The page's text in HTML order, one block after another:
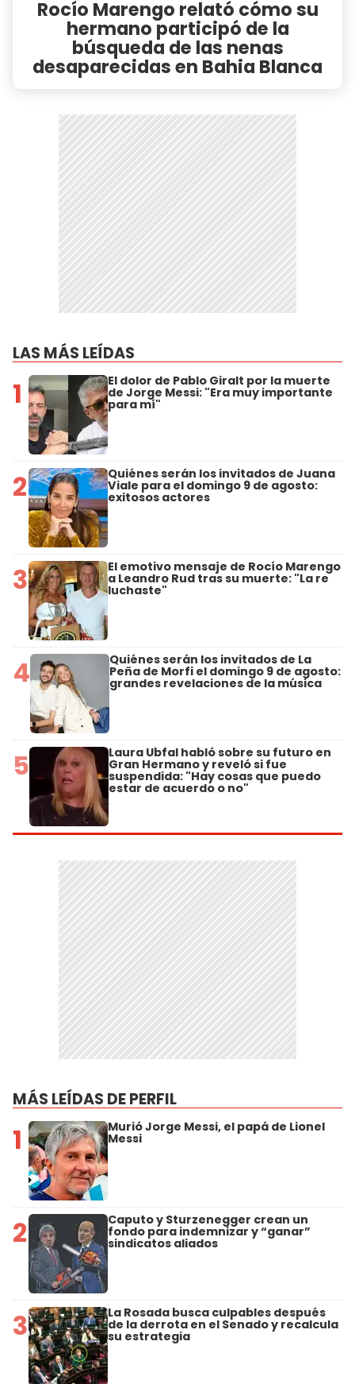
Rocío Marengo relató cómo su
hermano participó de la
búsqueda de las nenas
desaparecidas en Bahia Blanca
LAS MÁS LEÍDAS
1 El dolor de Pablo Giralt por la muerte
de Jorge Messi: "Era muy importante
para mí"
2 Quiénes serán los invitados de Juana
Viale para el domingo 9 de agosto:
exitosos actores
3 El emotivo mensaje de Rocío Marengo
a Leandro Rud tras su muerte: "La re
luchaste"
4 Quiénes serán los invitados de La
Peña de Morfi el domingo 9 de agosto:
grandes revelaciones de la música
5 Laura Ubfal habló sobre su futuro en
Gran Hermano y reveló si fue
suspendida: "Hay cosas que puedo
estar de acuerdo o no"
MÁS LEÍDAS DE PERFIL
1 Murió Jorge Messi, el papá de Lionel
Messi
2 Caputo y Sturzenegger crean un
fondo para indemnizar y “ganar”
sindicatos aliados
3 La Rosada busca culpables después
de la derrota en el Senado y recalcula
su estrategia